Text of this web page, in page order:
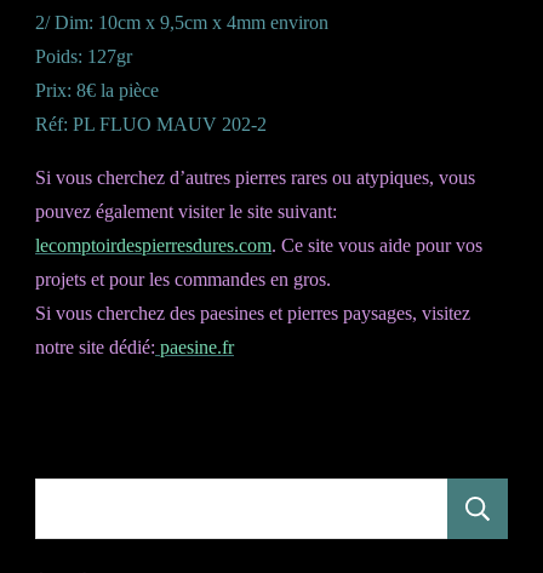
2/ Dim: 10cm x 9,5cm x 4mm environ
Poids: 127gr
Prix: 8€ la pièce
Réf: PL FLUO MAUV 202-2
Si vous cherchez d’autres pierres rares ou atypiques, vous
pouvez également visiter le site suivant:
lecomptoirdespierresdures.com. Ce site vous aide pour vos
projets et pour les commandes en gros.
Si vous cherchez des paesines et pierres paysages, visitez
notre site dédié: paesine.fr